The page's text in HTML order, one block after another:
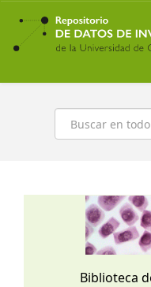
Ir
contenido
principal
Buscar
Biblioteca